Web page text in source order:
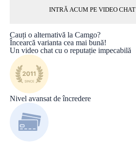
INTRĂ ACUM PE VIDEO CHAT
Cauți o alternativă la Camgo?
Încearcă varianta cea mai bună!
Un video chat cu o reputație impecabilă
Nivel avansat de încredere